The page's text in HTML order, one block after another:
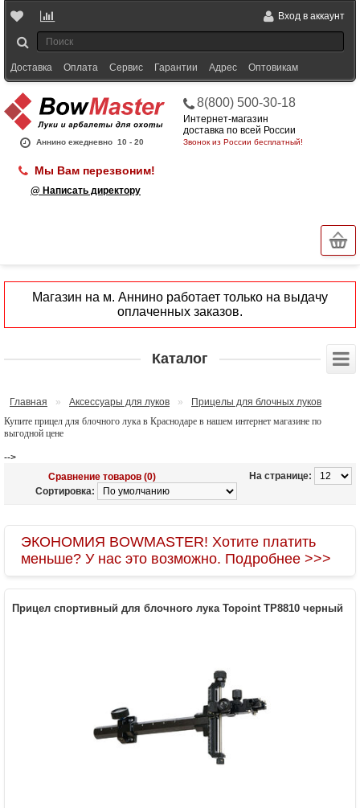
Вход в аккаунт
Доставка Оплата Сервис Гарантии Адрес Оптовикам
Аннино ежедневно 10 - 20
8(800) 500-30-18
Интернет-магазин
доставка по всей России
Звонок из России бесплатный!
Мы Вам перезвоним!
@ Написать директору
Магазин на м. Аннино работает только на выдачу
оплаченных заказов.
Каталог
Главная » Аксессуары для луков »
Прицелы для блочных луков
Купите прицел для блочного лука в Краснодаре в нашем интернет магазине по
выгодной цене
-->
На странице:
Сравнение товаров (0)
Сортировка:
ЭКОНОМИЯ BOWMASTER! Хотите платить
меньше? У нас это возможно. Подробнее >>>
Прицел спортивный для блочного лука Topoint TP8810 черный